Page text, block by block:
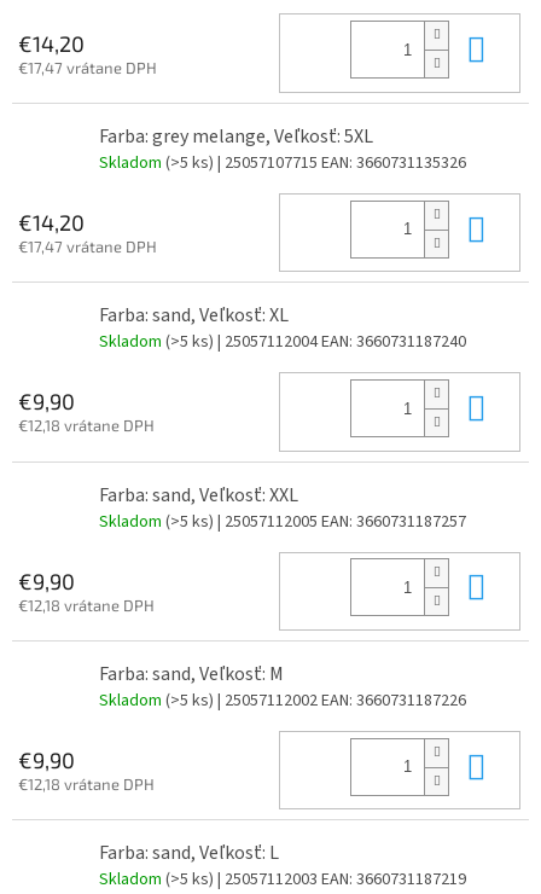
€14,20
€17,47 vrátane DPH
Farba: grey melange, Veľkosť: 5XL
Skladom (>5 ks) | 25057107715 EAN: 3660731135326
€14,20
€17,47 vrátane DPH
Farba: sand, Veľkosť: XL
Skladom (>5 ks) | 25057112004EAN: 3660731187240
€9,90
€12,18 vrátane DPH
Farba: sand, Veľkosť: XXL
Skladom (>5 ks) | 25057112005 EAN: 3660731187257
€9,90
€12,18 vrátane DPH
Farba: sand, Veľkosť: M
Skladom (>5 ks) | 25057112002EAN: 3660731187226
€9,90
€12,18 vrátane DPH
Farba: sand, Veľkosť: L
Skladom (>5 ks) | 25057112003 EAN: 3660731187219